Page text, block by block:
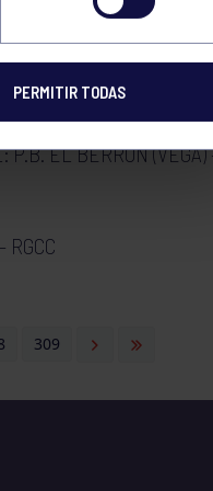
PERMITIR TODAS
STA MARÍA NARANCO –
P.B. EL BERRÓN (VEGA)
RGCC
309